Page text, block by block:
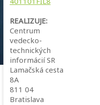
REALIZUJE:
Centrum
vedecko-
technických
informácií SR
Lamačská cesta
8A
811 04
Bratislava